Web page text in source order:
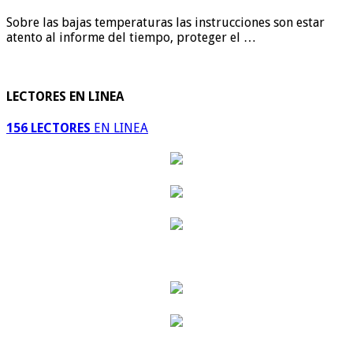
Sobre las bajas temperaturas las instrucciones son estar
atento al informe del tiempo, proteger el …
LECTORES EN LINEA
156 LECTORES EN LINEA